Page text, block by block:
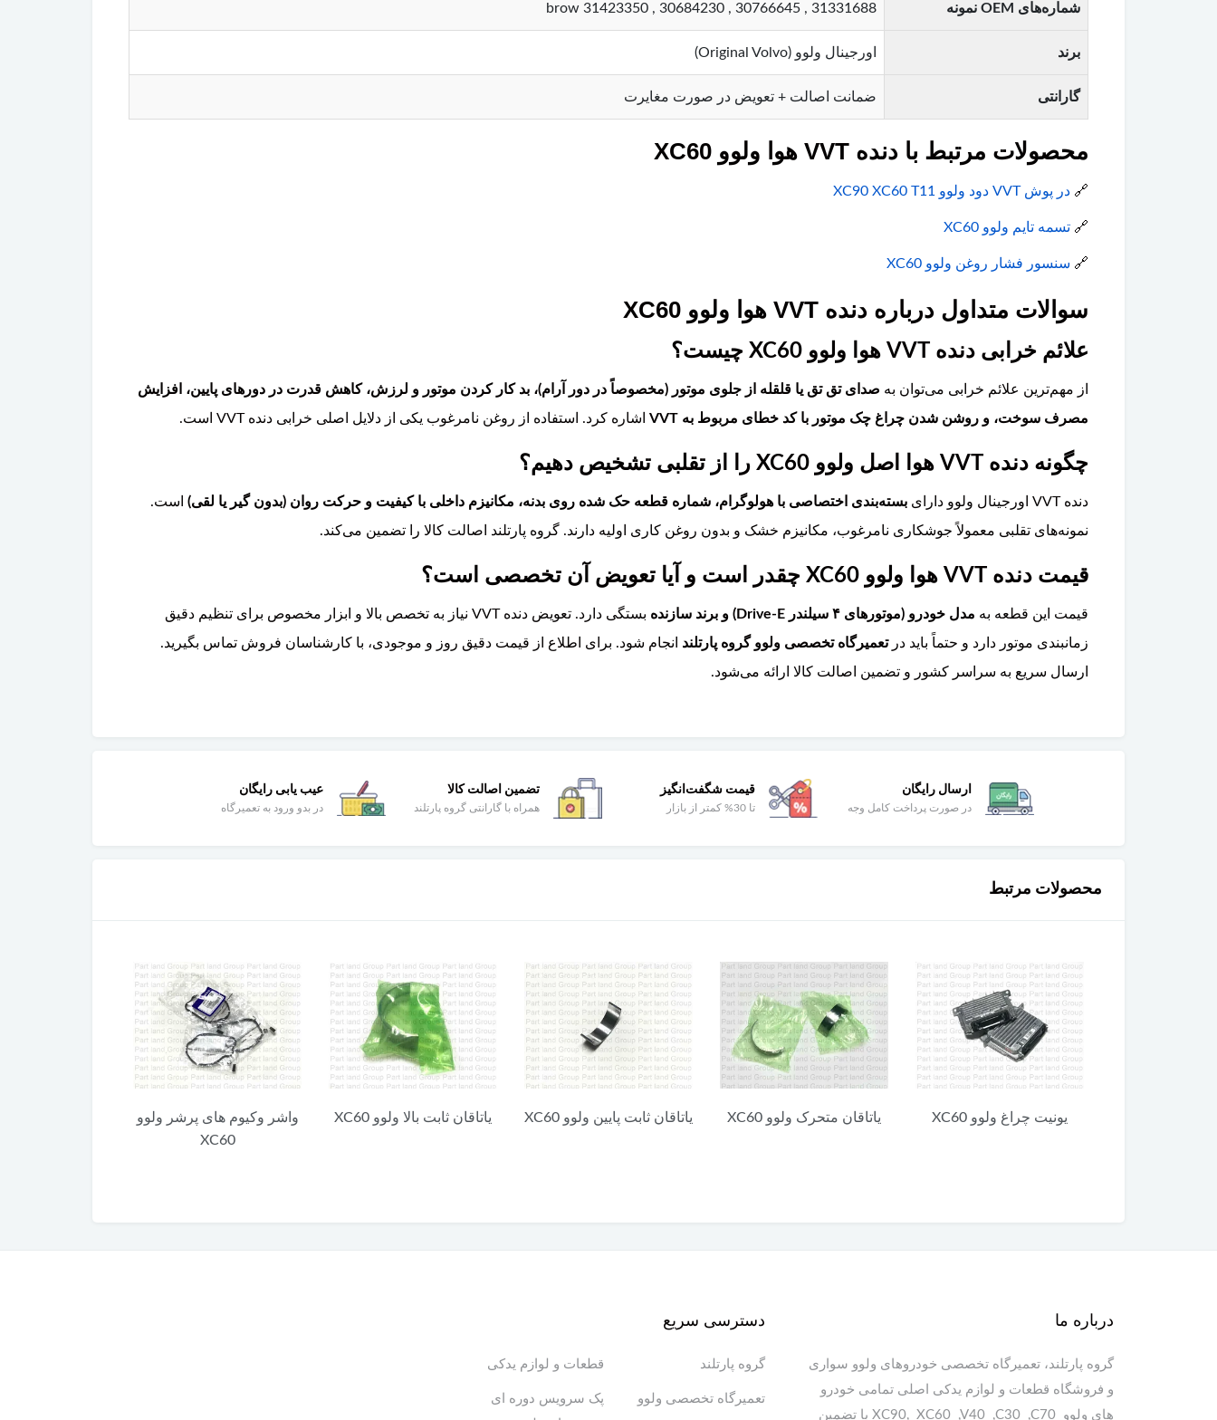
شماره‌های OEM نمونه 31331688 , 30766645 , 30684230 , 31423350 brow
برند اورجینال ولوو (Original Volvo)
گارانتی ضمانت اصالت + تعویض در صورت مغایرت
محصولات مرتبط با دنده VVT هوا ولوو XC60
🔗 در پوش VVT دود ولوو XC90 XC60 T11
🔗 تسمه تایم ولوو XC60
🔗 سنسور فشار روغن ولوو XC60
سوالات متداول درباره دنده VVT هوا ولوو XC60
علائم خرابی دنده VVT هوا ولوو XC60 چیست؟
از مهم‌ترین علائم خرابی می‌توان به صدای تق تق یا قلقله از جلوی موتور (مخصوصاً در دور آرام)، بد کار کردن موتور و لرزش، کاهش قدرت در دورهای پایین، افزایش
مصرف سوخت، و روشن شدن چراغ چک موتور با کد خطای مربوط به VVT
اشاره کرد. استفاده از روغن نامرغوب یکی از دلایل اصلی خرابی دنده VVT است.
چگونه دنده VVT هوا اصل ولوو XC60 را از تقلبی تشخیص دهیم؟
دنده VVT اورجینال ولوو دارای بسته‌بندی اختصاصی با هولوگرام، شماره قطعه حک شده روی بدنه، مکانیزم داخلی با کیفیت و حرکت روان (بدون گیر یا لقی) است.
نمونه‌های تقلبی معمولاً جوشکاری نامرغوب، مکانیزم خشک و بدون روغن کاری اولیه دارند. گروه پارتلند اصالت کالا را تضمین می‌کند.
قیمت دنده VVT هوا ولوو XC60 چقدر است و آیا تعویض آن تخصصی است؟
قیمت این قطعه به مدل خودرو (موتورهای ۴ سیلندر Drive-E) و برند سازنده
بستگی دارد. تعویض دنده VVT نیاز به تخصص بالا و ابزار مخصوص برای تنظیم دقیق
زمانبندی موتور دارد و حتماً باید درتعمیرگاه تخصصی ولوو گروه پارتلند انجام شود. برای اطلاع از قیمت دقیق روز و موجودی، با کارشناسان فروش تماس بگیرید.
ارسال سریع به سراسر کشور و تضمین اصالت کالا ارائه می‌شود.
ارسال رایگان
در صورت پرداخت کامل وجه
قیمت شگفت‌انگیز
تا 30% کمتر از بازار
تضمین اصالت کالا
همراه با گارانتی گروه پارتلند
عیب یابی رایگان
در بدو ورود به تعمیرگاه
محصولات مرتبط
یاتاقان متحرک ولوو XC60 یاتاقان ثابت پایین ولوو XC60 یاتاقان ثابت بالا ولوو XC60
واشر وکیوم های پرشر ولوو
واشر وکیوم پمپ ترمز ولوو
XC60
درباره ما
گروه پارتلند، تعمیرگاه تخصصی خودروهای ولوو سواری
و فروشگاه قطعات و لوازم یدکی اصلی تمامی خودرو
های ولوو XC90, XC60 ,V40 ,C30 ,C70 با تضمین
دسترسی سریع
گروه پارتلند قطعات و لوازم یدکی
تعمیرگاه تخصصی ولوو
پک سرویس دوره ای